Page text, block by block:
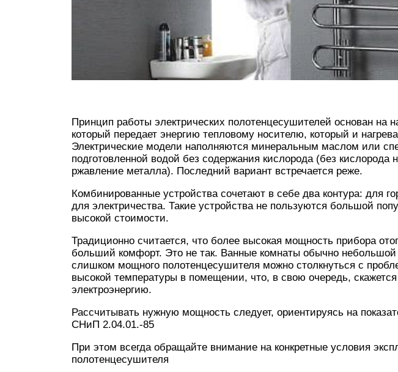
Принцип работы электрических полотенцесушителей основан на
который передает энергию тепловому носителю, который и
Электрические модели наполняются минеральным маслом или
подготовленной водой без содержания кислорода (без кислорода
ржавление металла). Последний вариант встречается реже.
Комбинированные устройства сочетают в себе два контура: для
для электричества. Такие устройства не пользуются большой
высокой стоимости.
Традиционно считается, что более высокая мощность прибора
больший комфорт. Это не так. Ванные комнаты обычно
слишком мощного полотенцесушителя можно столкнуться с
высокой температуры в помещении, что, в свою очередь,
электроэнергию.
Рассчитывать нужную мощность следует, ориентируясь на
СНиП 2.04.01.-85
При этом всегда обращайте внимание на конкретные условия
полотенцесушителя